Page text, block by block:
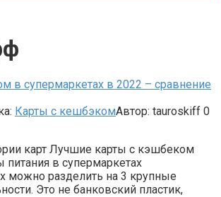
в супермаркетах в 2022 – сравнение
Карты с кешбэкомАвтор: tauroskiff 0
карт Лучшие карты с кэшбеком
питания в супермаркетах
можно разделить на 3 крупные
Это не банковский пластик,